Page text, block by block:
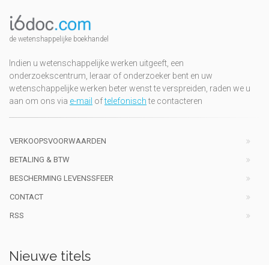
de wetenshappelijke boekhandel
Indien u wetenschappelijke werken uitgeeft, een
onderzoekscentrum, leraar of onderzoeker bent en uw
wetenschappelijke werken beter wenst te verspreiden, raden we u
aan om ons via e-mail oftelefonischte contacteren
VERKOOPSVOORWAARDEN
BETALING & BTW
BESCHERMING LEVENSSFEER
CONTACT
RSS
Nieuwe titels